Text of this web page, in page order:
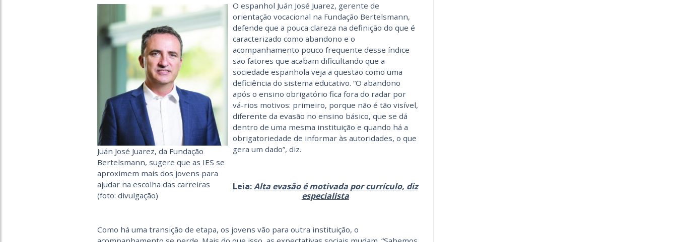
Juán José Juarez, da Fundação
Bertelsmann, sugere que as IES se
aproximem mais dos jovens para
ajudar na escolha das carreiras
(foto: divulgação)
O espanhol Juán José Juarez, gerente de
orientação vocacional na Fundação Bertelsmann,
defende que a pouca clareza na definição do que é
caracterizado como abandono e o
acompanhamento pouco frequente desse índice
são fatores que acabam dificultando que a
sociedade espanhola veja a questão como uma
deficiência do sistema educativo. “O abandono
após o ensino obrigatório fica fora do radar por
vá-rios motivos: primeiro, porque não é tão visível,
diferente da evasão no ensino básico, que se dá
dentro de uma mesma instituição e quando há a
obrigatoriedade de informar às autoridades, o que
gera um dado”, diz.
Leia:Alta evasão é motivada por currículo, diz
especialista
Como há uma transição de etapa, os jovens vão para outra instituição, o